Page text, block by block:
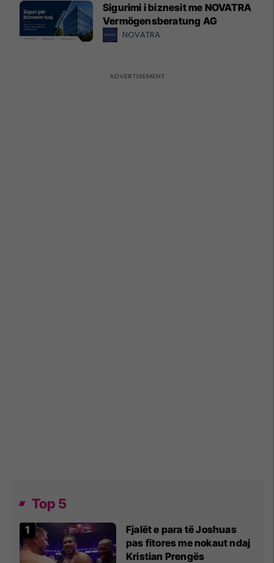
Sigurimi i biznesit me NOVATRA
Vermögensberatung AG
NOVATRA
Top 5
Fjalët e para të Joshuas
pas fitores me nokaut ndaj
Kristian Prengës